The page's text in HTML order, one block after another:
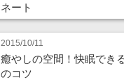
ネート
2015/10/11
癒やしの空間！快眠でき
のコツ